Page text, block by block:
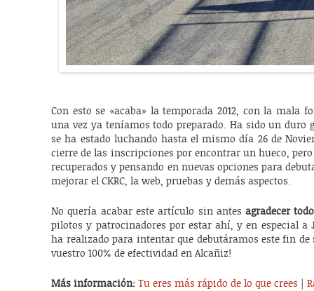
Con esto se «acaba» la temporada 2012, con la mala
una vez ya teníamos todo preparado. Ha sido un duro
se ha estado luchando hasta el mismo día 26 de
cierre de las inscripciones por encontrar un hueco,
recuperados y pensando en nuevas opciones para
mejorar el CKRC, la web, pruebas y demás aspectos.
No quería acabar este artículo sin antesagradecer
pilotos y patrocinadores por estar ahí, y en especial a
ha realizado para intentar que debutáramos este fin de
vuestro 100% de efectividad en Alcañiz!
Más información: Tu eres más rápido de lo que crees |